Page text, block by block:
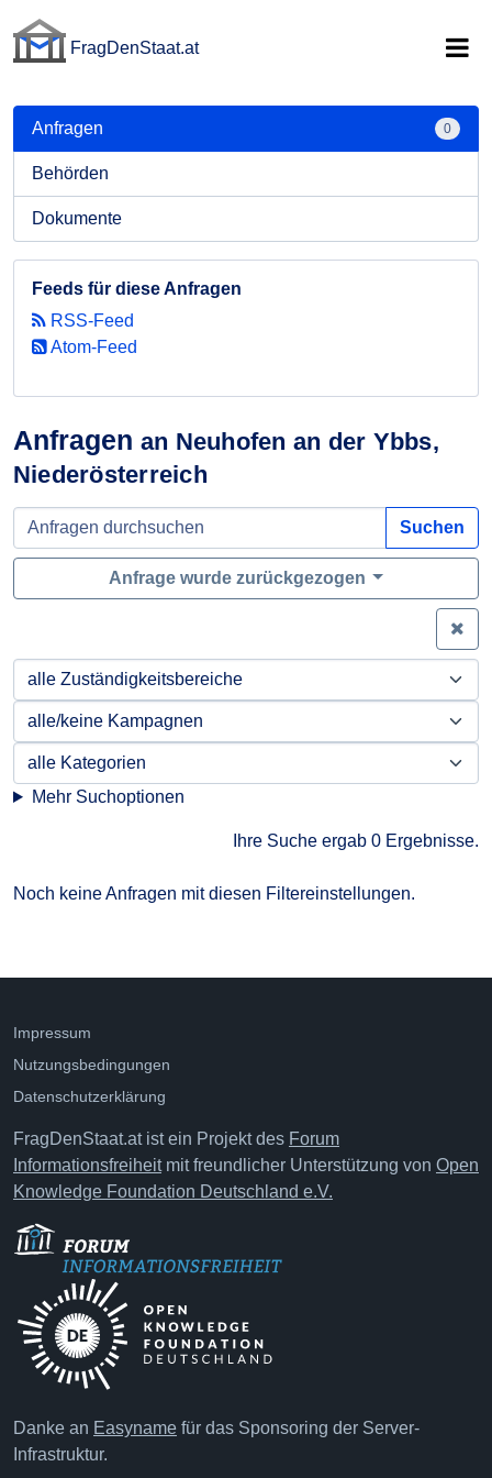
FragDenStaat.at
Anfragen an Neuhofen an der Ybbs,
Niederösterreich
Suchen
Anfrage wurde zurückgezogen
Mehr Suchoptionen
Ihre Suche ergab 0 Ergebnisse.
Noch keine Anfragen mit diesen Filtereinstellungen.
Anfragen 0
Behörden
Dokumente
Feeds für diese Anfragen
RSS-Feed
Atom-Feed
Impressum
Nutzungsbedingungen
Datenschutzerklärung
FragDenStaat.at ist ein Projekt des Forum
Informationsfreiheitmit freundlicher Unterstützung von Open
Knowledge Foundation Deutschland e.V.
Danke an Easyname für das Sponsoring der Server-
Infrastruktur.